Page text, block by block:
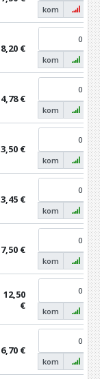
kom
8,20 €
kom
4,78 €
kom
3,50 €
kom
3,45 €
kom
7,50 €
kom
12,50
€
kom
6,70 €
kom